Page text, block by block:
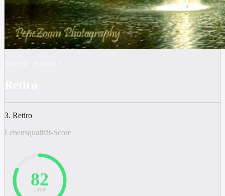
3. Retiro
Lebensqualität-Score
82
/ 100